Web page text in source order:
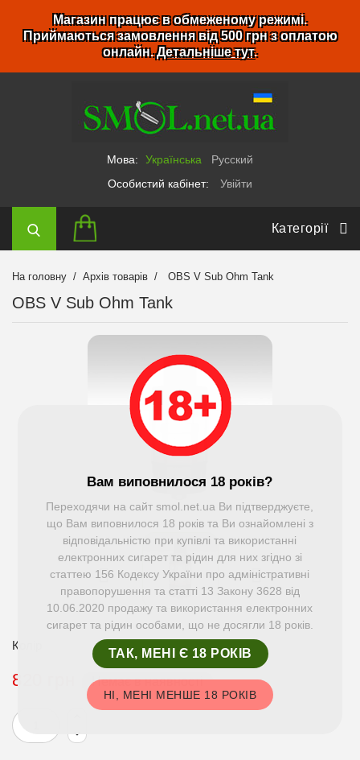
Магазин працює в обмеженому режимі.
Приймаються замовлення від 500 грн з оплатою
онлайн.Детальніше тут.
Мова: Українська
Русский
Особистий кабінет:
Увійти
Категорії
На головну Архів товарів OBS V Sub Ohm Tank
OBS V Sub Ohm Tank
Колір
820 грн Немає в наявності
Вам виповнилося 18 років?
Переходячи на сайт smol.net.ua Ви підтверджуєте,
що Вам виповнилося 18 років та Ви ознайомлені з
відповідальністю при купівлі та використанні
електронних сигарет та рідин для них згідно зі
статтею 156 Кодексу України про адміністративні
правопорушення та статті 13 Закону 3628 від
10.06.2020 продажу та використання електронних
сигарет та рідин особами, що не досягли 18 років.
ТАК, МЕНІ Є 18 РОКІВ
НІ, МЕНІ МЕНШЕ 18 РОКІВ